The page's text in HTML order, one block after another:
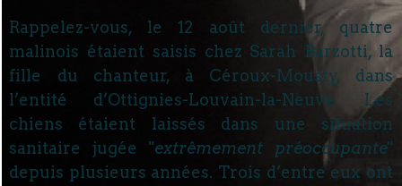
Rappelez-vous, le 12 août dernier, quatre
malinois étaient saisis chez Sarah Barzotti, la
fille du chanteur, à Céroux-Mousty, dans
l’entité d’Ottignies-Louvain-la-Neuve. Les
chiens étaient laissés dans une situation
sanitaire jugée "extrêmement préoccupante"
depuis plusieurs années. Trois d’entre eux ont